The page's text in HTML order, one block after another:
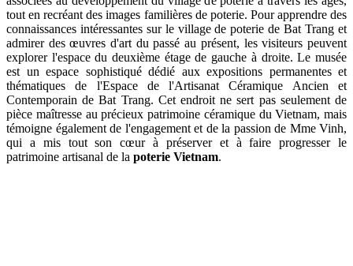
tout en recréant des images familières de poterie. Pour apprendre des
connaissances intéressantes sur le village de poterie de Bat Trang et
admirer des œuvres d'art du passé au présent, les visiteurs peuvent
explorer l'espace du deuxième étage de gauche à droite. Le musée
est un espace sophistiqué dédié aux expositions permanentes et
thématiques de l'Espace de l'Artisanat Céramique Ancien et
Contemporain de Bat Trang. Cet endroit ne sert pas seulement de
pièce maîtresse au précieux patrimoine céramique du Vietnam, mais
témoigne également de l'engagement et de la passion de Mme Vinh,
qui a mis tout son cœur à préserver et à faire progresser le
patrimoine artisanal de la poterie Vietnam.